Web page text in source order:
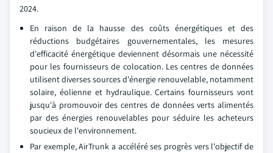
2024.
En raison de la hausse des coûts énergétiques et des
réductions budgétaires gouvernementales, les mesures
d'efficacité énergétique deviennent désormais une nécessité
pour les fournisseurs de colocation. Les centres de données
utilisent diverses sources d'énergie renouvelable, notamment
solaire, éolienne et hydraulique. Certains fournisseurs vont
jusqu'à promouvoir des centres de données verts alimentés
par des énergies renouvelables pour séduire les acheteurs
soucieux de l'environnement.
Par exemple, AirTrunk a accéléré ses progrès vers l'objectif de